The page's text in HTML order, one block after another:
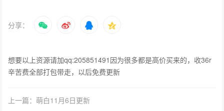
分享：
想要以上资源请加qq:205851491因为很多都是高价买来的，收36r
辛苦费全部打包带走，以后免费更新
上一篇：萌白11月6日更新